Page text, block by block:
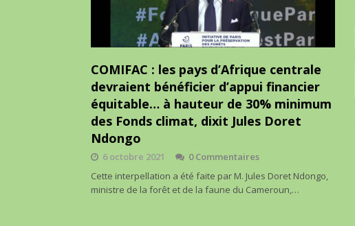
COMIFAC : les pays d’Afrique centrale
devraient bénéficier d’appui financier
équitable… à hauteur de 30% minimum
des Fonds climat, dixit Jules Doret
Ndongo
6 octobre 2021
0 Commentaires
Cette interpellation a été faite par M. Jules Doret Ndongo,
ministre de la forêt et de la faune du Cameroun,…